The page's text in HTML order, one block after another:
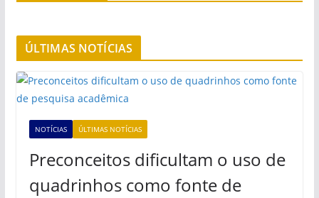
ÚLTIMAS NOTÍCIAS
NOTÍCIAS ÚLTIMAS NOTÍCIAS
Preconceitos dificultam o uso de
quadrinhos como fonte de